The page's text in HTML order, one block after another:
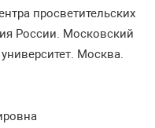
просветительских
России. Московский
Москва.